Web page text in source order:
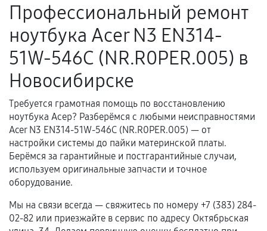
Поломка установленной детали при
нормальной эксплуатации в течение
гарантийного срока.
Несоответствие комплектующей заявленным
техническим характеристикам.
Документы для подтверждения
гарантии
Гарантийный талон.
Акт выполненных работ с датой, перечнем
услуг и сроком гарантии.
Документы на установленные комплектующие
Профессиональный ремонт
ноутбука Acer N3 EN314-
51W-546C (NR.R0PER.005) в
Новосибирске
Требуется грамотная помощь по восстановлению
ноутбука Асер? Разберёмся с любыми неисправностями
Acer N3 EN314-51W-546C (NR.R0PER.005) — от
настройки системы до пайки материнской платы.
Берёмся за гарантийные и постгарантийные случаи,
используем оригинальные запчасти и точное
оборудование.
Мы на связи всегда — свяжитесь по номеру +7 (383) 284-
02-82 или приезжайте в сервис по адресу Октябрьская